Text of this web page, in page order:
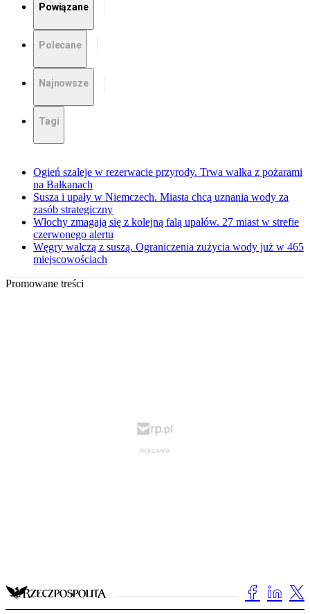
Powiązane
Polecane
Najnowsze
Tagi
Ogień szaleje w rezerwacie przyrody. Trwa walka z pożarami
na Bałkanach
Susza i upały w Niemczech. Miasta chcą uznania wody za
zasób strategiczny
Włochy zmagają się z kolejną falą upałów. 27 miast w strefie
czerwonego alertu
Węgry walczą z suszą. Ograniczenia zużycia wody już w 465
miejscowościach
Promowane treści